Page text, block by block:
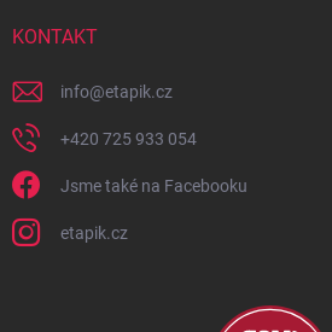
KONTAKT
info@etapik.cz
+420 725 933 054
Jsme také na Facebooku
etapik.cz